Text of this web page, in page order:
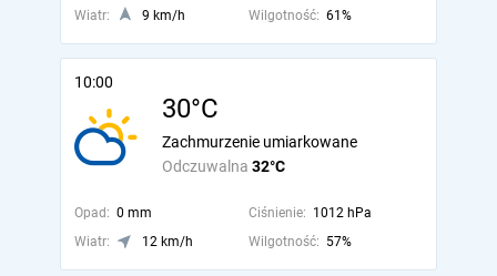
Wiatr:
9 km/h Wilgotność: 61%
10:00
30°C
Odczuwalna 32°C
Zachmurzenie umiarkowane
Opad: 0 mm Ciśnienie: 1012 hPa
Wiatr:
12 km/h Wilgotność: 57%